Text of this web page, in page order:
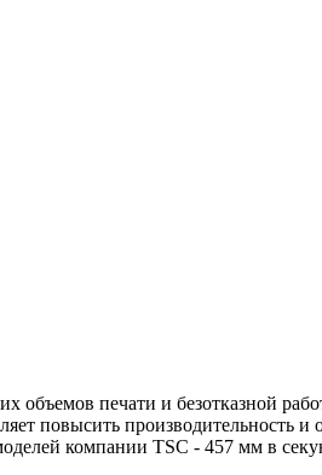
печати и безотказной
повысить производительность
компании TSC - 457 мм в